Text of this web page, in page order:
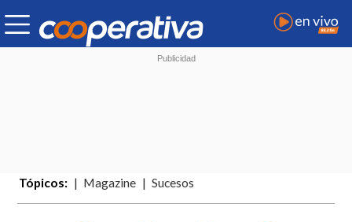
Tópicos: Magazine Sucesos